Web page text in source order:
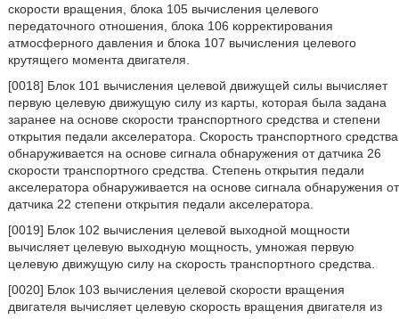
скорости вращения, блока 105 вычисления целевого
передаточного отношения, блока 106 корректирования
атмосферного давления и блока 107 вычисления целевого
крутящего момента двигателя.
[0018] Блок 101 вычисления целевой движущей силы вычисляет
первую целевую движущую силу из карты, которая была задана
заранее на основе скорости транспортного средства и степени
открытия педали акселератора. Скорость транспортного средства
обнаруживается на основе сигнала обнаружения от датчика 26
скорости транспортного средства. Степень открытия педали
акселератора обнаруживается на основе сигнала обнаружения от
датчика 22 степени открытия педали акселератора.
[0019] Блок 102 вычисления целевой выходной мощности
вычисляет целевую выходную мощность, умножая первую
целевую движущую силу на скорость транспортного средства.
[0020] Блок 103 вычисления целевой скорости вращения
двигателя вычисляет целевую скорость вращения двигателя из